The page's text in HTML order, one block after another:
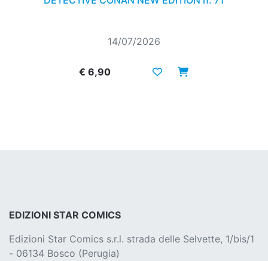
14/07/2026
€ 6,90
EDIZIONI STAR COMICS
Edizioni Star Comics s.r.l. strada delle Selvette, 1/bis/1
- 06134 Bosco (Perugia)